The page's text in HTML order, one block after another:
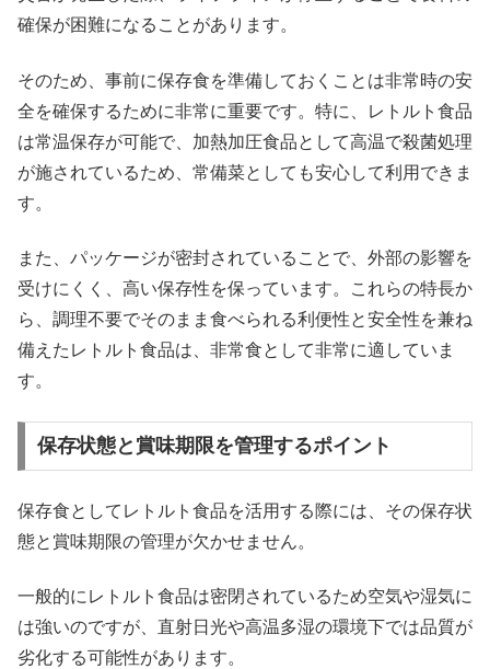
確保が困難になることがあります。
そのため、事前に保存食を準備しておくことは非常時の安
全を確保するために非常に重要です。特に、レトルト食品
は常温保存が可能で、加熱加圧食品として高温で殺菌処理
が施されているため、常備菜としても安心して利用できま
す。
また、パッケージが密封されていることで、外部の影響を
受けにくく、高い保存性を保っています。これらの特長か
ら、調理不要でそのまま食べられる利便性と安全性を兼ね
備えたレトルト食品は、非常食として非常に適していま
す。
保存状態と賞味期限を管理するポイント
保存食としてレトルト食品を活用する際には、その保存状
態と賞味期限の管理が欠かせません。
一般的にレトルト食品は密閉されているため空気や湿気に
は強いのですが、直射日光や高温多湿の環境下では品質が
劣化する可能性があります。